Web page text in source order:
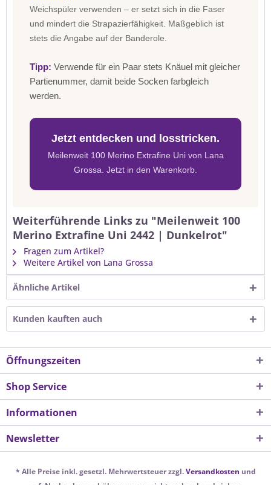
Weichspüler verwenden – er setzt sich in die Faser
und mindert die Strapazierfähigkeit. Maßgeblich ist
stets die Angabe auf der Banderole.
Tipp: Verwende für ein Paar stets Knäuel mit gleicher
Partienummer, damit beide Socken farbgleich
werden.
Jetzt entdecken und losstricken.
Meilenweit 100 Merino Extrafine Uni von Lana
Grossa. Jetzt in den Warenkorb.
Weiterführende Links zu "Meilenweit 100
Merino Extrafine Uni 2442 | Dunkelrot"
Fragen zum Artikel?
Weitere Artikel von Lana Grossa
Ähnliche Artikel
Kunden kauften auch
Öffnungszeiten
Shop Service
Informationen
Newsletter
* Alle Preise inkl. gesetzl. Mehrwertsteuer zzgl.Versandkosten und